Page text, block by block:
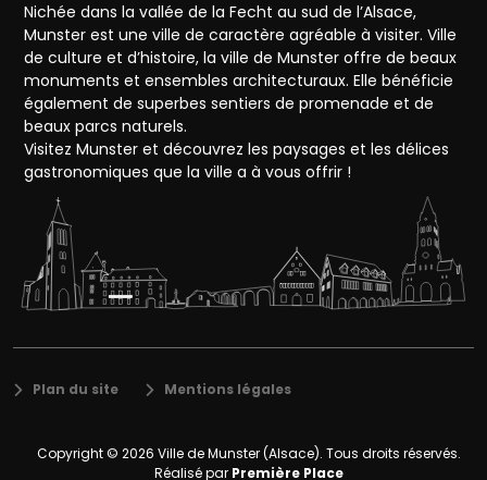
Nichée dans la vallée de la Fecht au sud de l’Alsace,
Munster est une ville de caractère agréable à visiter. Ville
de culture et d’histoire, la ville de Munster offre de beaux
monuments et ensembles architecturaux. Elle bénéficie
également de superbes sentiers de promenade et de
beaux parcs naturels.
Visitez Munster et découvrez les paysages et les délices
gastronomiques que la ville a à vous offrir !
Plan du site Mentions légales
Copyright © 2026 Ville de Munster (Alsace). Tous droits réservés.
Réalisé par Première Place